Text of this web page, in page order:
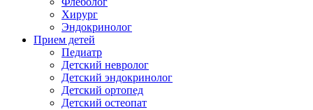
Хирург
Эндокринолог
Прием детей
Педиатр
Детский невролог
Детский эндокринолог
Детский ортопед
Детский остеопат